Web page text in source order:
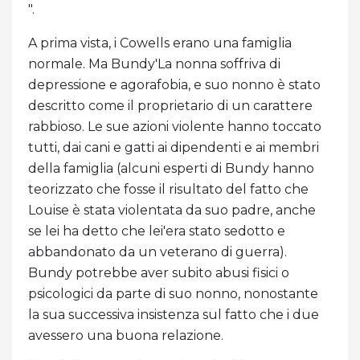
".
A prima vista, i Cowells erano una famiglia
normale. Ma Bundy'La nonna soffriva di
depressione e agorafobia, e suo nonno è stato
descritto come il proprietario di un carattere
rabbioso. Le sue azioni violente hanno toccato
tutti, dai cani e gatti ai dipendenti e ai membri
della famiglia (alcuni esperti di Bundy hanno
teorizzato che fosse il risultato del fatto che
Louise è stata violentata da suo padre, anche
se lei ha detto che lei'era stato sedotto e
abbandonato da un veterano di guerra).
Bundy potrebbe aver subito abusi fisici o
psicologici da parte di suo nonno, nonostante
la sua successiva insistenza sul fatto che i due
avessero una buona relazione.